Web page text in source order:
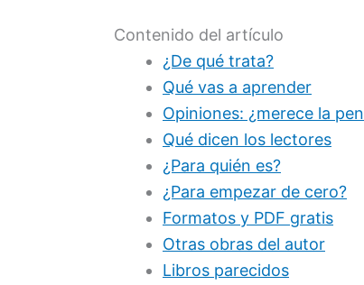
Contenido del artículo
¿De qué trata?
Qué vas a aprender
Opiniones: ¿merece la
Qué dicen los lectores
¿Para quién es?
¿Para empezar de cero?
Formatos y PDF gratis
Otras obras del autor
Libros parecidos